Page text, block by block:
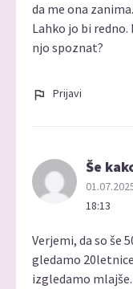
da me ona
Lahko jo bi
njo spoznat?
Prijavi
Še
18:13
Verjemi, da so še
gledamo
izgledamo